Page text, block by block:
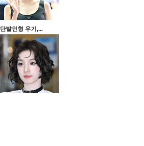
단발인형 우기,...